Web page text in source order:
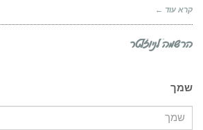
קרא עוד ←
הרשמה לניוזלטר
שמך